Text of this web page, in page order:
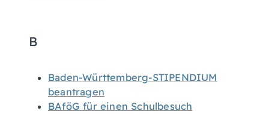
B
Baden-Württemberg-STIPENDIUM
beantragen
BAföG für einen Schulbesuch